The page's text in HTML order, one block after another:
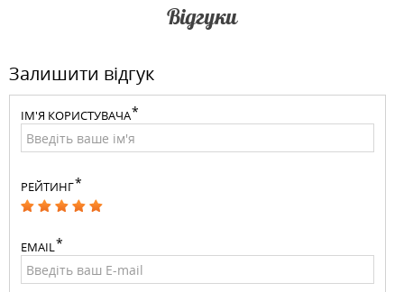
Відгуки
Залишити відгук
ІМ'Я КОРИСТУВАЧА
РЕЙТИНГ
EMAIL